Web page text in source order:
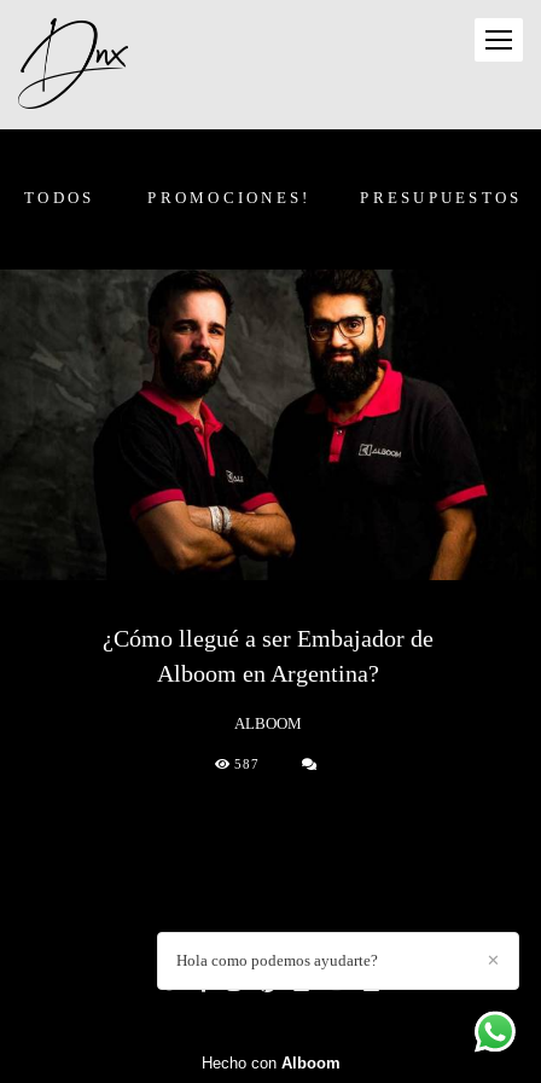
TODOS PROMOCIONES! PRESUPUESTOS
¿Cómo llegué a ser Embajador de
Alboom en Argentina?
ALBOOM
587
✕
Hola como podemos ayudarte?
Hecho con Alboom